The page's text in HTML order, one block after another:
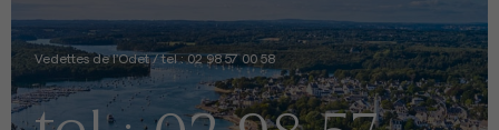
Vedettes de l'Odet/tel : 02 98 57 00 58